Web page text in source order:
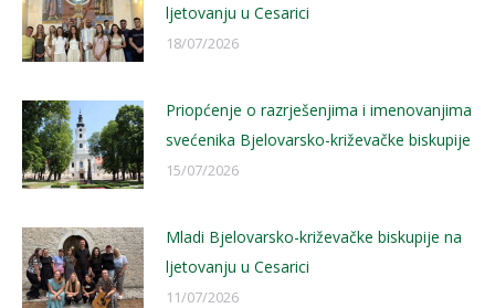
ljetovanju u Cesarici
18/07/2026
Priopćenje o razrješenjima i imenovanjima
svećenika Bjelovarsko-križevačke biskupije
15/07/2026
Mladi Bjelovarsko-križevačke biskupije na
ljetovanju u Cesarici
11/07/2026